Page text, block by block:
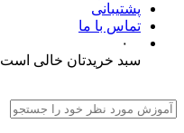
پشتیبانی
تماس با ما
۰
سبد خریدتان خالی